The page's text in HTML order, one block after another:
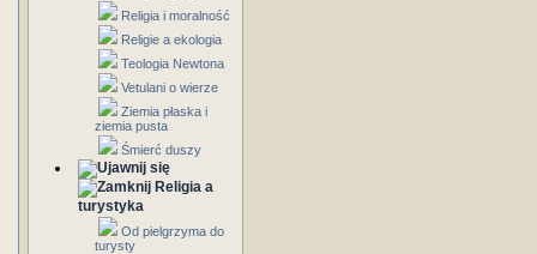
Religia i moralność
Religie a ekologia
Teologia Newtona
Vetulani o wierze
Ziemia płaska i
ziemia pusta
Śmierć duszy
Religia a
turystyka
Od pielgrzyma do
turysty